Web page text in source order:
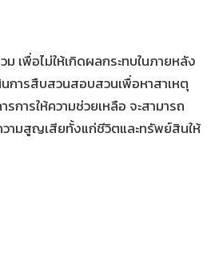
เพื่อไม่ให้เกิดผลกระทบในภายหลัง
การสืบสวนสอบสวนเพื่อหาสาเหตุ
ารให้ความช่วยเหลือ จะสามารถ
วามสูญเสียทั้งแก่ชีวิตและทรัพย์สินให้